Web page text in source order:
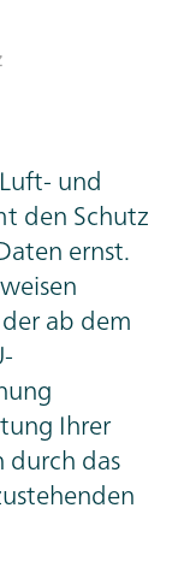
und
den Schutz
ernst.
ab dem
Ihrer
durch das